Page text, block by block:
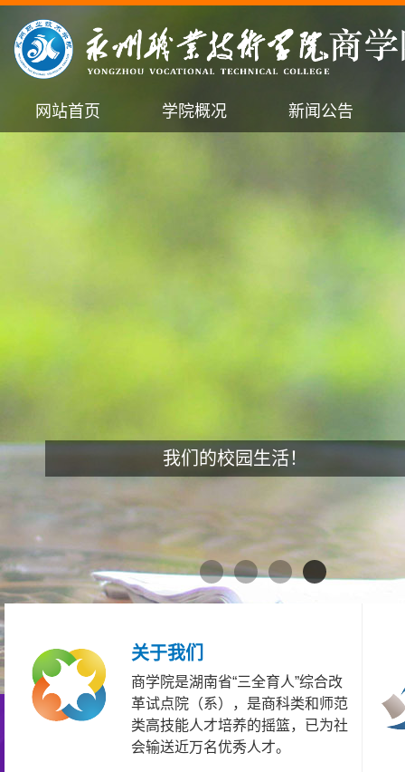
网站首页 学院概况 新闻公告
我们的校园生活！
关于我们
商学院是湖南省“三全育人”综合改
革试点院（系），是商科类和师范
类高技能人才培养的摇篮，已为社
会输送近万名优秀人才。